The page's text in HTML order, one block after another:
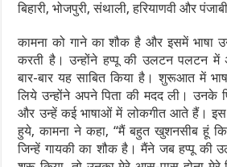
बिहारी, भोजपुरी, संथाली, हरियाणवी और
कामना को गाने का शौक है और इसमें भाषा
करती है। उन्होंने हप्पू की उलटन पलटन
बार-बार यह साबित किया है। शुरूआत में
लिये उन्होंने अपने पिता की मदद ली। उनके
और उन्हें कई भाषाओं में लोकगीत आते हैं। इस
हुये, कामना ने कहा, ‘‘मैं बहुत खुशनसीब हूं
जिन्हें गायकी का शौक है। मैंने जब हप्पू की